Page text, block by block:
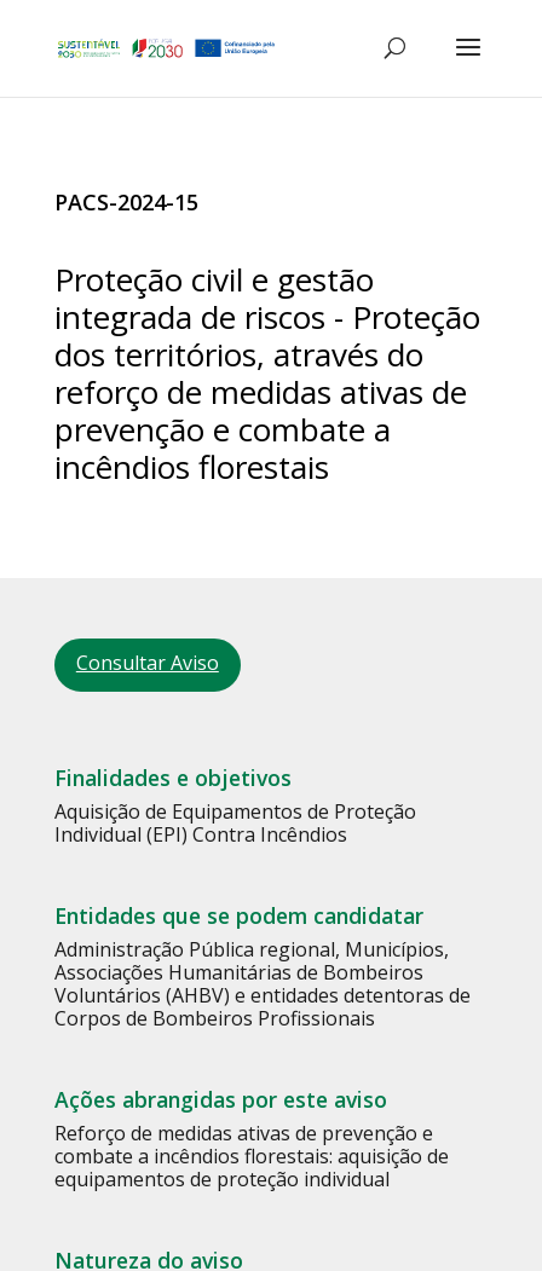
PACS-2024-15
Proteção civil e gestão
integrada de riscos - Proteção
dos territórios, através do
reforço de medidas ativas de
prevenção e combate a
incêndios florestais
Consultar Aviso
Finalidades e objetivos
Aquisição de Equipamentos de Proteção
Individual (EPI) Contra Incêndios
Entidades que se podem candidatar
Administração Pública regional, Municípios,
Associações Humanitárias de Bombeiros
Voluntários (AHBV) e entidades detentoras de
Corpos de Bombeiros Profissionais
Ações abrangidas por este aviso
Reforço de medidas ativas de prevenção e
combate a incêndios florestais: aquisição de
equipamentos de proteção individual
Natureza do aviso